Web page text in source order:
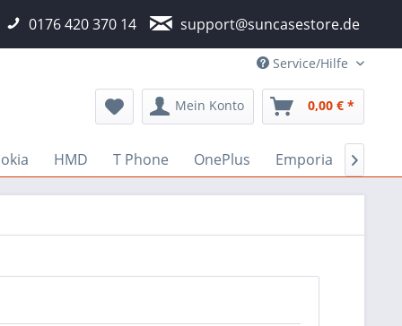
0176 420 370 14 support@suncasestore.de
Service/Hilfe
Mein Konto 0,00 € *
HMD T Phone OnePlus Emporia 